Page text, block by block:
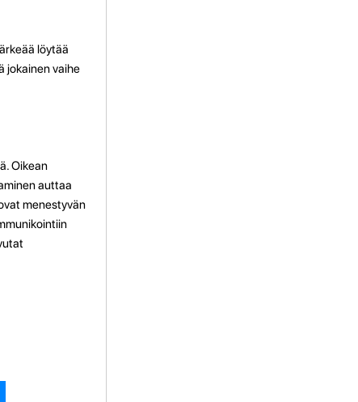
löytää
jokainen vaihe
Oikean
auttaa
menestyvän